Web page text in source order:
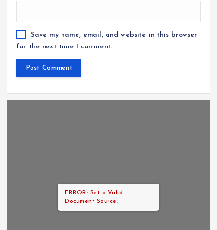
Save my name, email, and website in this browser
for the next time I comment.
ERROR: Set a Valid
Document Source.